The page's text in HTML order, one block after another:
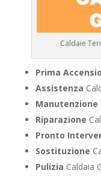
Caldaie
Prima
Assistenza
Manutenzione
Riparazione
Pronto
Sostituzione
Pulizia Caldaia